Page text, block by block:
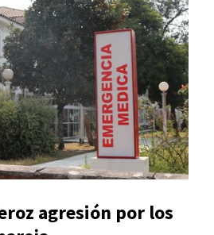
agresión por los